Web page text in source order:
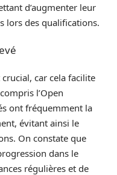
d’augmenter leur
lors des qualifications.
car cela facilite
l’Open
ont fréquemment la
évitant ainsi le
On constate que
dans le
régulières et de